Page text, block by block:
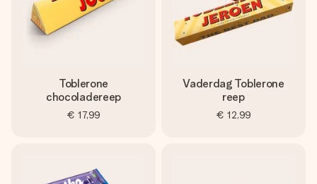
Toblerone
chocoladereep
€ 17,99
Vaderdag Toblerone
reep
€ 12,99